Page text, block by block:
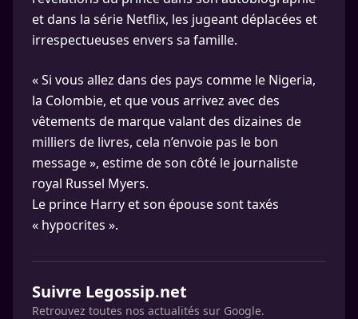
et dans la série Netflix, les jugeant déplacées et
irrespectueuses envers sa famille.
« Si vous allez dans des pays comme le Nigeria,
la Colombie, et que vous arrivez avec des
vêtements de marque valant des dizaines de
milliers de livres, cela n’envoie pas le bon
message », estime de son côté le journaliste
royal Russel Myers.
Le prince Harry et son épouse sont taxés
« hypocrites ».
Suivre Legossip.net
Retrouvez toutes nos actualités sur Google.